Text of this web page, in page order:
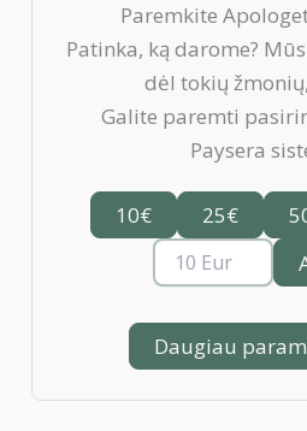
Paremkite
Patinka, ką darome?
dėl tokių
Galite paremti
Paysera
10€ 25€
Daugiau